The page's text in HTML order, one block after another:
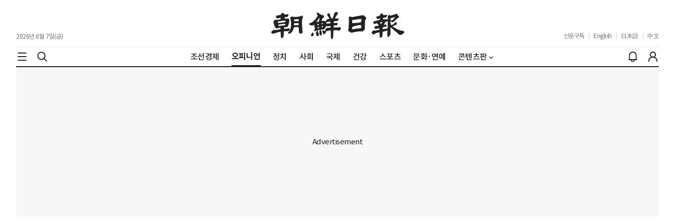
2026년 8월 7일(금) 신문구독 English 日本語 中文
조선경제 오피니언 정치 사회 국제 건강 스포츠 문화·연예 콘텐츠판